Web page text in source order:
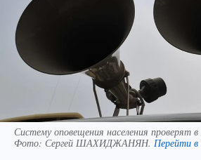
Систему оповещения населения проверят
Фото: Сергей ШАХИДЖАНЯН. Перейти